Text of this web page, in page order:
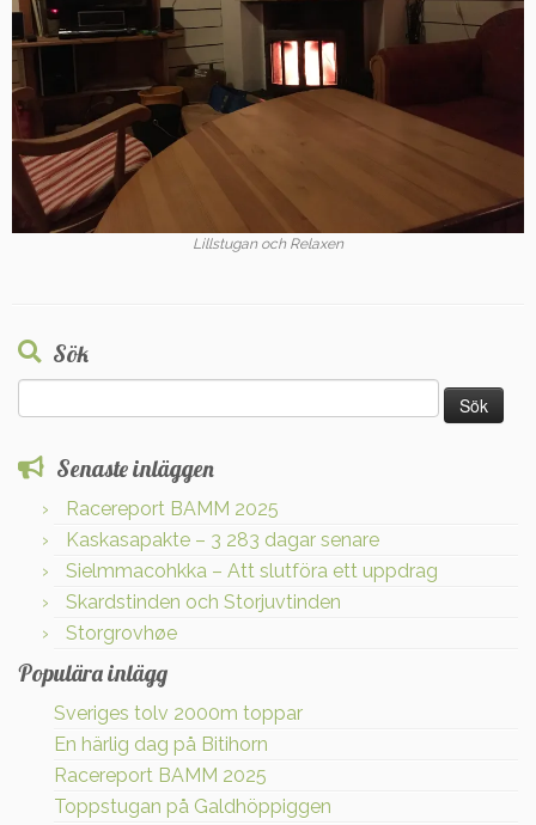
Lillstugan och Relaxen
Sök
efter:
Senaste inläggen
Racereport BAMM 2025
Kaskasapakte – 3 283 dagar senare
Sielmmacohkka – Att slutföra ett uppdrag
Skardstinden och Storjuvtinden
Storgrovhøe
Populära inlägg
Sveriges tolv 2000m toppar
En härlig dag på Bitihorn
Racereport BAMM 2025
Toppstugan på Galdhöppiggen